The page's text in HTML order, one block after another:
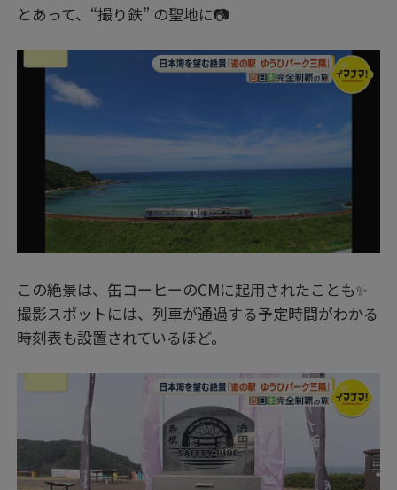
とあって、“撮り鉄” の聖地に📷
この絶景は、缶コーヒーのCMに起用されたことも✨
撮影スポットには、列車が通過する予定時間がわかる
時刻表も設置されているほど。